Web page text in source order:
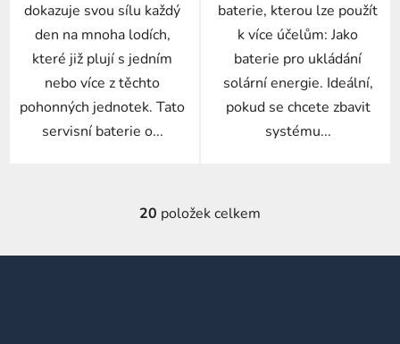
dokazuje svou sílu každý
den na mnoha lodích,
které již plují s jedním
nebo více z těchto
pohonných jednotek. Tato
servisní baterie o...
baterie, kterou lze použít
k více účelům: Jako
baterie pro ukládání
solární energie. Ideální,
pokud se chcete zbavit
systému...
O
l
20 položek celkem